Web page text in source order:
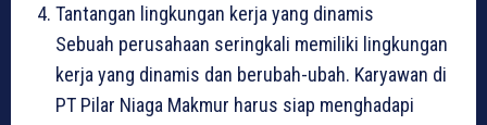
Tantangan lingkungan kerja yang dinamis
Sebuah perusahaan seringkali memiliki lingkungan
kerja yang dinamis dan berubah-ubah. Karyawan di
PT Pilar Niaga Makmur harus siap menghadapi